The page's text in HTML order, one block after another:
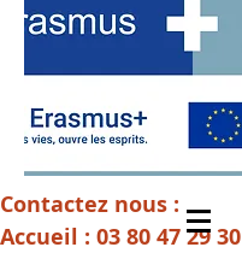
Contactez nous :
Accueil : 03 80 47 29 30